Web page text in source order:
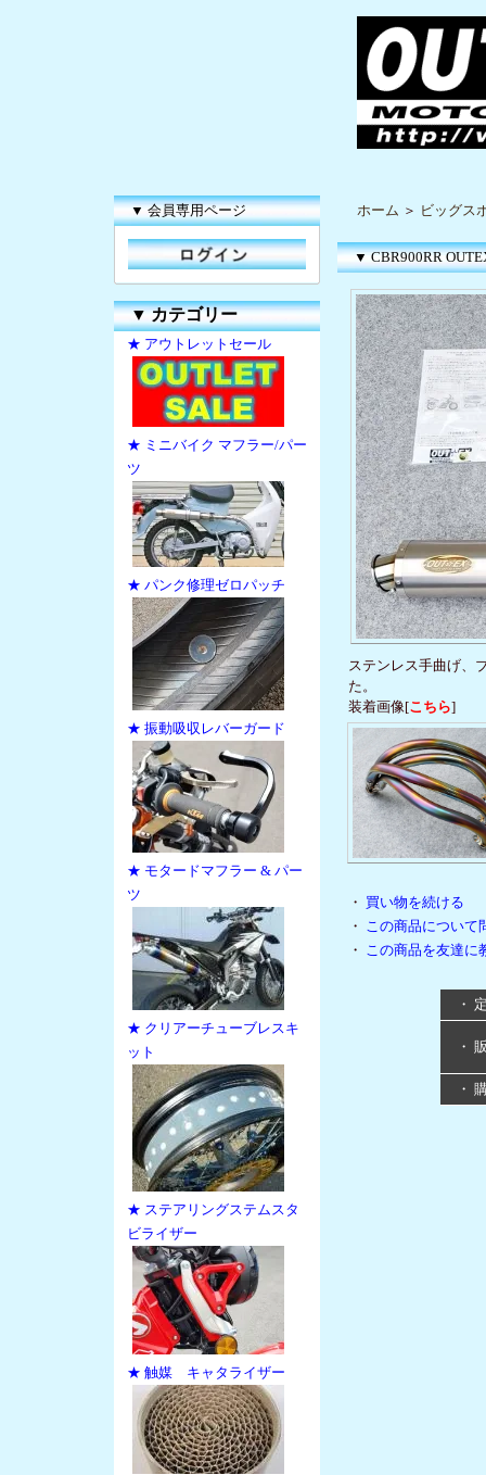
▼ 会員専用ページ
▼カテゴリー
★ アウトレットセール
★ ミニバイク マフラー/パー
ツ
★ パンク修理ゼロパッチ
★ 振動吸収レバーガード
★ モタードマフラー & パー
ツ
★ クリアーチューブレスキ
ット
★ ステアリングステムスタ
ビライザー
★ 触媒 キャタライザー
ホーム ＞ ビッグス
▼ CBR900RR
ステンレス手曲げ、
た。
装着画像[こちら]
・ 買い物を続ける
・ この商品について
・ この商品を友達に
・
・
・